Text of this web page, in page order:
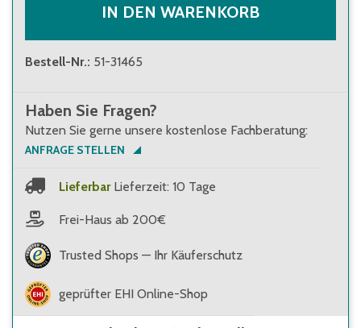
IN DEN WARENKORB
Bestell-Nr.: 51-31465
Haben Sie Fragen?
Nutzen Sie gerne unsere kostenlose Fachberatung:
ANFRAGE STELLEN
Lieferbar Lieferzeit: 10 Tage
Frei-Haus ab 200€
Trusted Shops — Ihr Käuferschutz
geprüfter EHI Online-Shop